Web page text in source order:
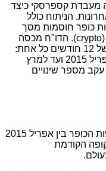
מעבדת קספרסקי כיצד
הניתוח כולל
כופר חוסמות מסך
crypto). הדו"ח מכסה
תקופה של שנתיים, שחולקו ל-2 תקופות של 12 חודשים כל אחת:
החל מאפריל 2015 ועד למרץ 2015 ומאפריל 2015 ועד למרץ
עקב מספר שינויים
סך המשתמשים, שנפגעו מ-2 סוגי התקפות הכופר בין אפריל 2015
לתקופה הקודמת